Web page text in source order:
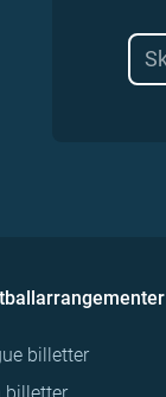
billetter